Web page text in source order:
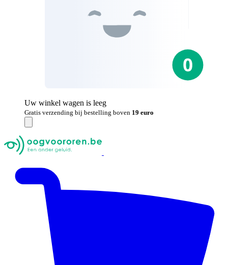
Uw winkel wagen is leeg
Gratis verzending bij bestelling boven 19 euro